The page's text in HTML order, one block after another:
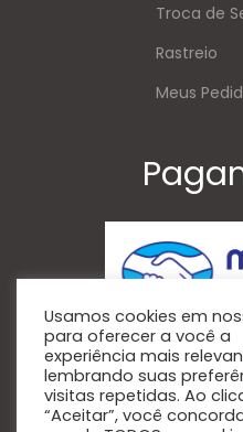
Troca de
Rastreio
Meus
Usamos cookies em
para oferecer a você a
experiência mais
lembrando suas
visitas repetidas. Ao
“Aceitar”, você